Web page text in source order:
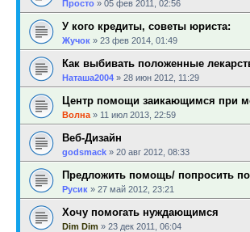
Просто » 05 фев 2011, 02:56
У кого кредиты, советы юриста:
Жучок » 23 фев 2014, 01:49
Как выбивать положенные
Наташа2004 » 28 июн 2012, 11:29
Центр помощи заикающимся при
Волна » 11 июл 2013, 22:59
Веб-Дизайн
godsmack » 20 авг 2012, 08:33
Предложить помощь/ попросить
Русик » 27 май 2012, 23:21
Хочу помогать нуждающимся
Dim Dim » 23 дек 2011, 06:04